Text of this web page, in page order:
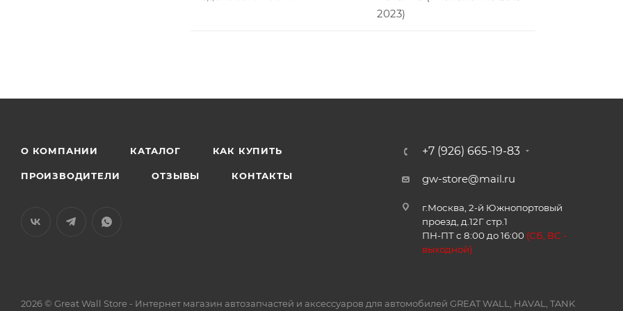
2023)
О КОМПАНИИ КАТАЛОГ КАК КУПИТЬ
ПРОИЗВОДИТЕЛИ ОТЗЫВЫ КОНТАКТЫ
+7 (926) 665-19-83
gw-store@mail.ru
г.Москва, 2-й Южнопортовый
проезд, д.12Г стр.1
ПН-ПТ с 8:00 до 16:00 (СБ, ВС -
выходной)
2026 © Great Wall Store - Интернет магазин автозапчастей и аксессуаров для автомобилей GREAT WALL, HAVAL, TANK